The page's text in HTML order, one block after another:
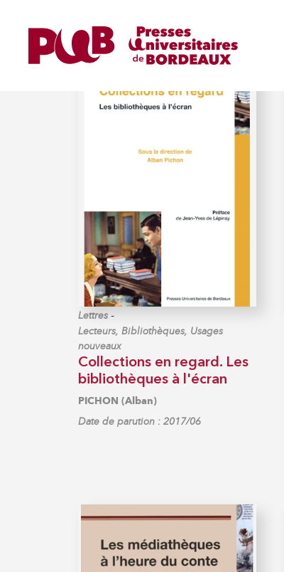
Lettres-
Lecteurs, Bibliothèques, Usages
nouveaux
Collections en regard. Les
bibliothèques à l'écran
PICHON (Alban)
Date de parution : 2017/06